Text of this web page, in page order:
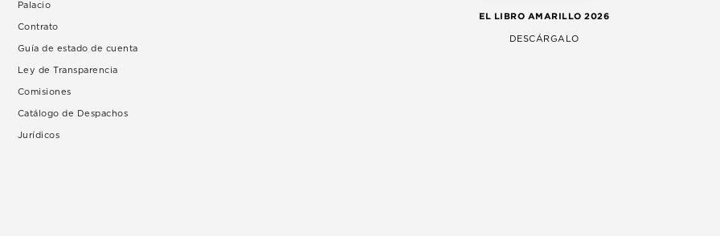
Palacio
Contrato
Guía de estado de cuenta
Ley de Transparencia
Comisiones
Catálogo de Despachos
Jurídicos
EL LIBRO AMARILLO 2026
DESCÁRGALO